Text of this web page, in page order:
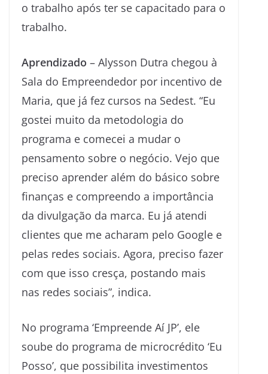
o trabalho após ter se capacitado para o
trabalho.
Aprendizado – Alysson Dutra chegou à
Sala do Empreendedor por incentivo de
Maria, que já fez cursos na Sedest. “Eu
gostei muito da metodologia do
programa e comecei a mudar o
pensamento sobre o negócio. Vejo que
preciso aprender além do básico sobre
finanças e compreendo a importância
da divulgação da marca. Eu já atendi
clientes que me acharam pelo Google e
pelas redes sociais. Agora, preciso fazer
com que isso cresça, postando mais
nas redes sociais”, indica.
No programa ‘Empreende Aí JP’, ele
soube do programa de microcrédito ‘Eu
Posso’, que possibilita investimentos